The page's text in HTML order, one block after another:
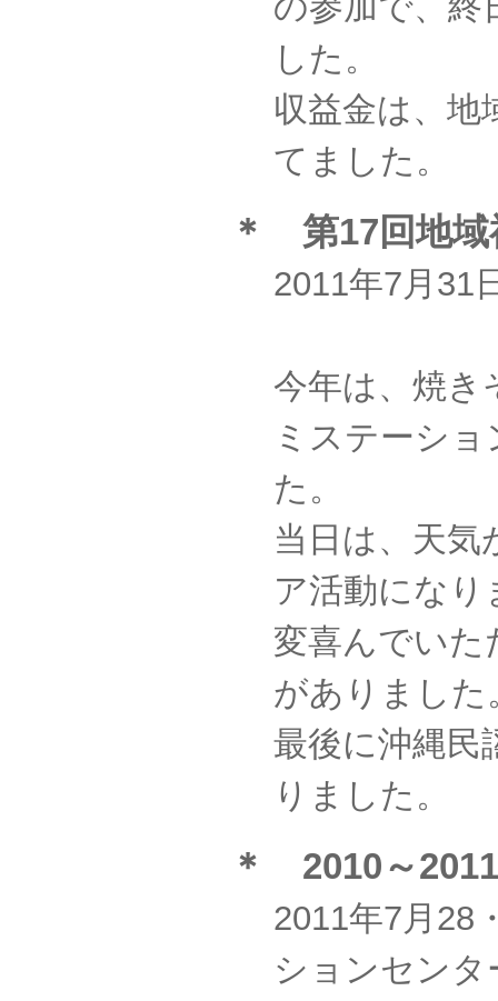
した。
収益金は、地
てました。
＊ 第17回地域
2011年7月
今年は、焼き
ミステーシ
た。
当日は、天気
ア活動にな
変喜んでいた
がありました
最後に沖縄民
りました。
＊ 2010～
2011年7月
ションセンタ